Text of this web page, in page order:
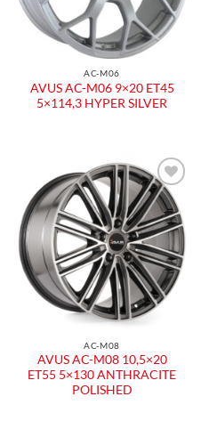
AC-M06
AVUS AC-M06 9×20 ET45
5×114,3 HYPER SILVER
Aggiungi
alla lista
dei
desideri
AC-M08
AVUS AC-M08 10,5×20
ET55 5×130 ANTHRACITE
POLISHED